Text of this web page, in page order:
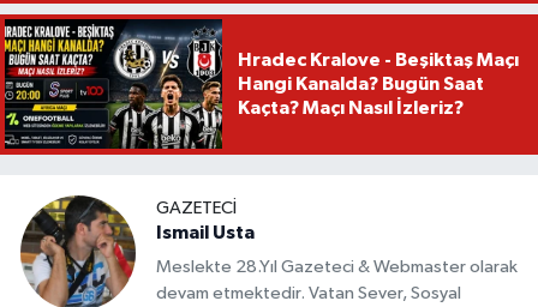
Hradec Kralove - Beşiktaş Maçı
Hangi Kanalda? Bugün Saat
Kaçta? Maçı Nasıl İzleriz?
GAZETECI
Ismail Usta
Meslekte 28.Yıl Gazeteci & Webmaster olarak
devam etmektedir. Vatan Sever, Sosyal